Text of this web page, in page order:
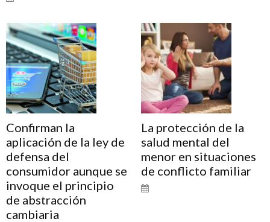
Confirman la
aplicación de la ley de
defensa del
consumidor aunque se
invoque el principio
de abstracción
cambiaria
La protección de la
salud mental del
menor en situaciones
de conflicto familiar